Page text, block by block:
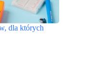
dla których